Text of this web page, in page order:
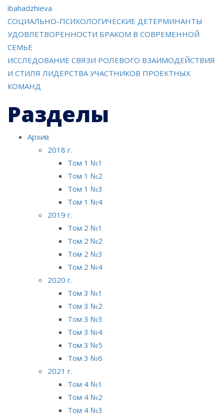
ibahadzhieva
Навигация
по
записям
СОЦИАЛЬНО-ПСИХОЛОГИЧЕСКИЕ ДЕТЕРМИНАНТЫ
УДОВЛЕТВОРЕННОСТИ БРАКОМ В СОВРЕМЕННОЙ
СЕМЬЕ
ИССЛЕДОВАНИЕ СВЯЗИ РОЛЕВОГО ВЗАИМОДЕЙСТВИЯ
И СТИЛЯ ЛИДЕРСТВА УЧАСТНИКОВ ПРОЕКТНЫХ
КОМАНД
Разделы
Архив
2018 г.
Том 1 №1
Том 1 №2
Том 1 №3
Том 1 №4
2019 г.
Том 2 №1
Том 2 №2
Том 2 №3
Том 2 №4
2020 г.
Том 3 №1
Том 3 №2
Том 3 №3
Том 3 №4
Том 3 №5
Том 3 №6
2021 г.
Том 4 №1
Том 4 №2
Том 4 №3